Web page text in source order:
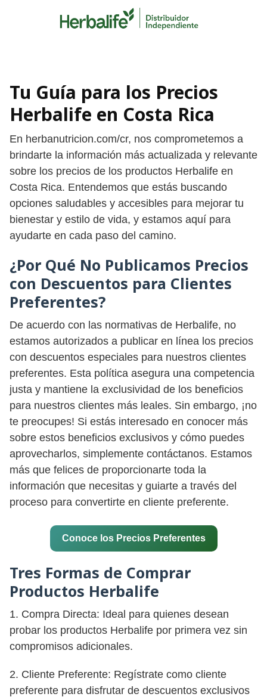
Tu Guía para los Precios
Herbalife en Costa Rica
En herbanutricion.com/cr, nos comprometemos a
brindarte la información más actualizada y relevante
sobre los precios de los productos Herbalife en
Costa Rica. Entendemos que estás buscando
opciones saludables y accesibles para mejorar tu
bienestar y estilo de vida, y estamos aquí para
ayudarte en cada paso del camino.
¿Por Qué No Publicamos Precios
con Descuentos para Clientes
Preferentes?
De acuerdo con las normativas de Herbalife, no
estamos autorizados a publicar en línea los precios
con descuentos especiales para nuestros clientes
preferentes. Esta política asegura una competencia
justa y mantiene la exclusividad de los beneficios
para nuestros clientes más leales. Sin embargo, ¡no
te preocupes! Si estás interesado en conocer más
sobre estos beneficios exclusivos y cómo puedes
aprovecharlos, simplemente contáctanos. Estamos
más que felices de proporcionarte toda la
información que necesitas y guiarte a través del
proceso para convertirte en cliente preferente.
Conoce los Precios Preferentes
Tres Formas de Comprar
Productos Herbalife
1. Compra Directa: Ideal para quienes desean
probar los productos Herbalife por primera vez sin
compromisos adicionales.
2. Cliente Preferente: Regístrate como cliente
preferente para disfrutar de descuentos exclusivos